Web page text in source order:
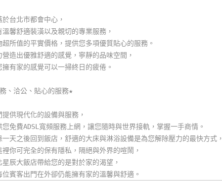
於台北市都會中心，
溫馨舒適裝潢以及親切的專業服務，
超所值的平實價格，提供您多項優質貼心的服務。
營造出優雅舒適的感覺，寧靜的品味空間，
擁有家的感覺可以一掃終日的疲倦。
、洽公、貼心的服務★
提供現代化的設備與服務，
您免費ADSL寬頻服務上網，讓您隨時與世界接軌，掌握一手商情。
一天之後回到飯店，舒適的大床與淋浴設備是為您解除壓力的最快方式，
裡你可完全的保有隱私，隔絕與外界的喧鬧，
星辰大飯店帶給您的是對於家的渴望，
位賓客出門在外卻仍能擁有家的溫馨與舒適。